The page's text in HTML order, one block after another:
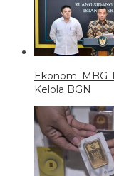
Ekonom: MBG
Kelola BGN